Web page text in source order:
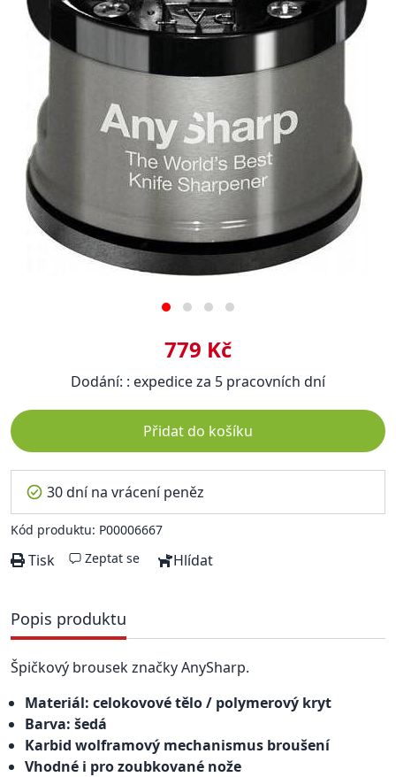
779 Kč
Dodání: : expedice za 5 pracovních dní
Přidat do košíku
30 dní na vrácení peněz
Kód produktu: P00006667
Tisk Zeptat se Hlídat
Popis produktu
Špičkový brousek značky AnySharp.
Materiál: celokovové tělo / polymerový kryt
Barva: šedá
Karbid wolframový mechanismus broušení
Vhodné i pro zoubkované nože